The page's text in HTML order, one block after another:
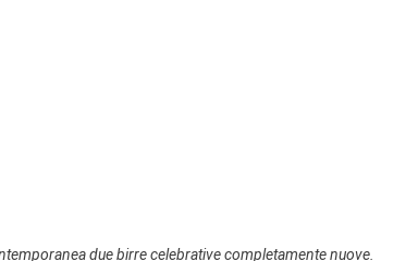
due birre celebrative completamente nuove.